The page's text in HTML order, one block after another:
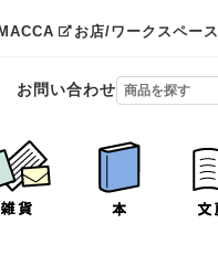
お店/ワークスペース
お問い合わせ